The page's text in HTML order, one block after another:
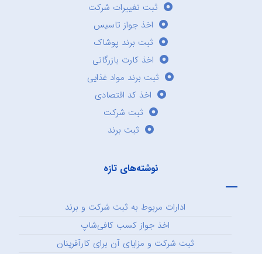
ثبت تغییرات شرکت
اخذ جواز تاسیس
ثبت برند پوشاک
اخذ کارت بازرگانی
ثبت برند مواد غذایی
اخذ کد اقتصادی
ثبت شرکت
ثبت برند
نوشته‌های تازه
ادارات مربوط به ثبت شرکت و برند
اخذ جواز کسب کافی‌شاپ
ثبت شرکت و مزایای آن برای کارآفرینان